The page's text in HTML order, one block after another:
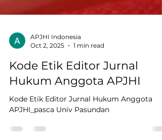
APJHI Indonesia
Oct 2, 2025
1 min read
Kode Etik Editor Jurnal